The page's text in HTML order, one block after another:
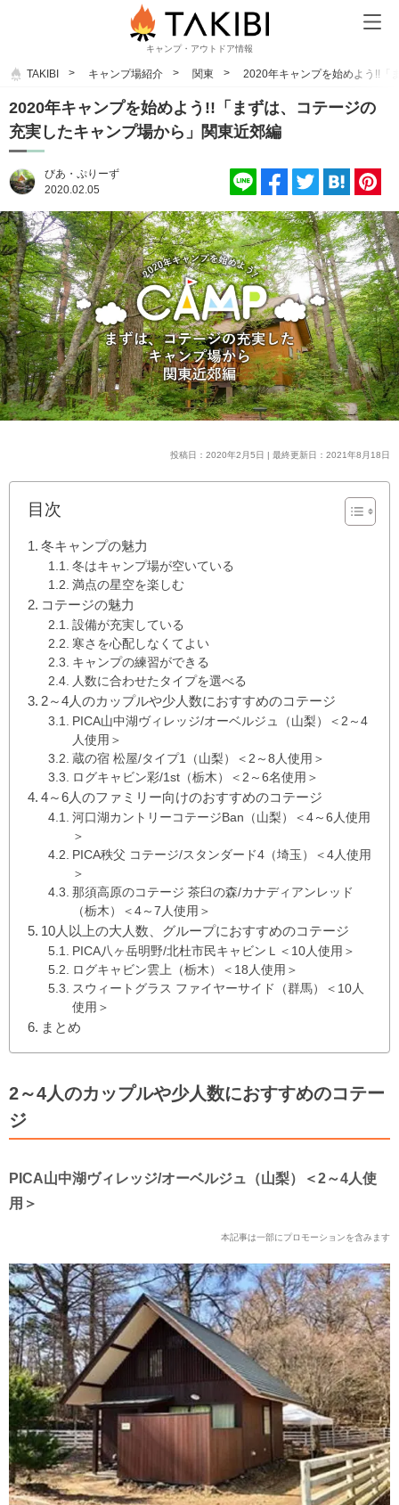
キャンプ・アウトドア情報
TAKIBI キャンプ場紹介 関東 2020年キャンプを始めよう!!「
2020年キャンプを始めよう!!「まずは、コテージの
充実したキャンプ場から」関東近郊編
びあ・ぷりーず
2020.02.05
投稿日：2020年2月5日 | 最終更新日：2021年8月18日
目次
冬キャンプの魅力
冬はキャンプ場が空いている
満点の星空を楽しむ
コテージの魅力
設備が充実している
寒さを心配しなくてよい
キャンプの練習ができる
人数に合わせたタイプを選べる
2～4人のカップルや少人数におすすめのコテージ
PICA山中湖ヴィレッジ/オーベルジュ（山梨）＜2～4
人使用＞
蔵の宿 松屋/タイプ1（山梨）＜2～8人使用＞
ログキャビン彩/1st（栃木）＜2～6名使用＞
4～6人のファミリー向けのおすすめのコテージ
河口湖カントリーコテージBan（山梨）＜4～6人使用
＞
PICA秩父 コテージ/スタンダード4（埼玉）＜4人使用
＞
那須高原のコテージ 茶臼の森/カナディアンレッド
（栃木）＜4～7人使用＞
10人以上の大人数、グループにおすすめのコテージ
PICA八ヶ岳明野/北杜市民キャビンＬ＜10人使用＞
ログキャビン雲上（栃木）＜18人使用＞
スウィートグラス ファイヤーサイド（群馬）＜10人
使用＞
まとめ
2～4人のカップルや少人数におすすめのコテー
ジ
PICA山中湖ヴィレッジ/オーベルジュ（山梨）＜2～4人使
用＞
本記事は一部にプロモーションを含みます